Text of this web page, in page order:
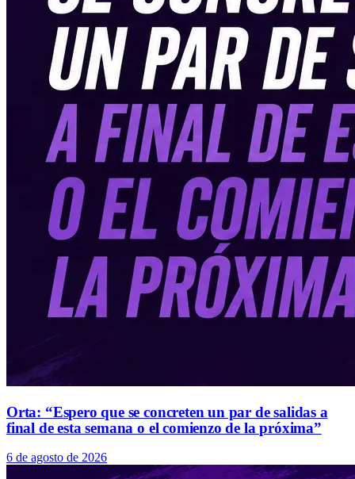
Orta: “Espero que se concreten un par de salidas a
final de esta semana o el comienzo de la próxima”
6 de agosto de 2026